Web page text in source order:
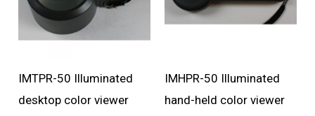
IMTPR-50 Illuminated
desktop color viewer
IMHPR-50 Illuminated
hand-held color viewer